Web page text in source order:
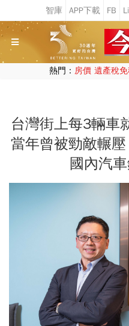
熱門： 房價 遺產稅
台灣街上每3輛車
當年曾被勁敵輾
國內汽